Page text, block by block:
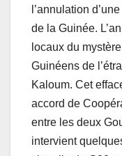
l’annulation
de la Guinée.
locaux du
Guinéens de
Kaloum. Cet
accord de
entre les deux
intervient